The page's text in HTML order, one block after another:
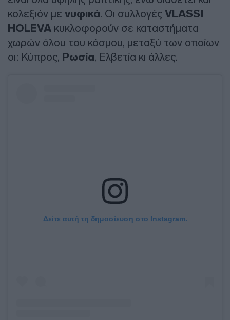
κολεξιόν με νυφικά . Οι συλλογές VLASSI
HOLEVA κυκλοφορούν σε καταστήματα
χωρών όλου του κόσμου, μεταξύ των οποίων
οι: Κύπρος, Ρωσία , Ελβετία κι άλλες.
Δείτε αυτή τη δημοσίευση στο Instagram.